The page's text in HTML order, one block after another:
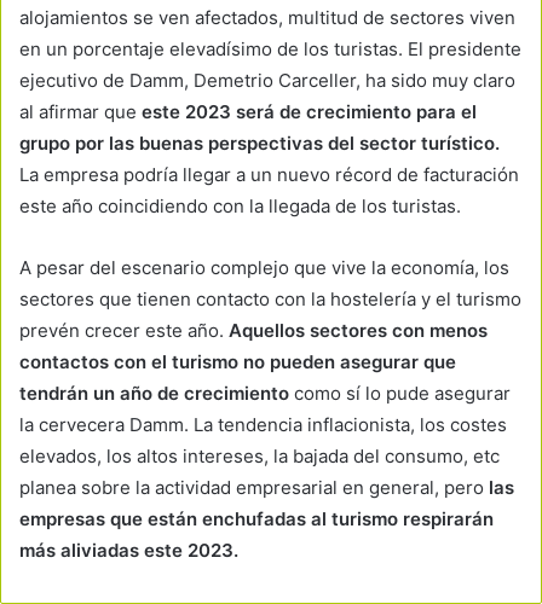
alojamientos se ven afectados, multitud de sectores viven
en un porcentaje elevadísimo de los turistas. El presidente
ejecutivo de Damm, Demetrio Carceller, ha sido muy claro
al afirmar que este 2023 será de crecimiento para el
grupo por las buenas perspectivas del sector turístico.
La empresa podría llegar a un nuevo récord de facturación
este año coincidiendo con la llegada de los turistas.
A pesar del escenario complejo que vive la economía, los
sectores que tienen contacto con la hostelería y el turismo
prevén crecer este año. Aquellos sectores con menos
contactos con el turismo no pueden asegurar que
tendrán un año de crecimiento como sí lo pude asegurar
la cervecera Damm. La tendencia inflacionista, los costes
elevados, los altos intereses, la bajada del consumo, etc
planea sobre la actividad empresarial en general, pero las
empresas que están enchufadas al turismo respirarán
más aliviadas este 2023.